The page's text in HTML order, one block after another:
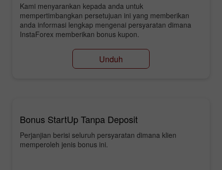
Kami menyarankan kepada anda untuk
mempertimbangkan persetujuan ini yang memberikan
anda informasi lengkap mengenai persyaratan dimana
InstaForex memberikan bonus kupon.
Unduh
Bonus StartUp Tanpa Deposit
Perjanjian berisi seluruh persyaratan dimana klien
memperoleh jenis bonus ini.